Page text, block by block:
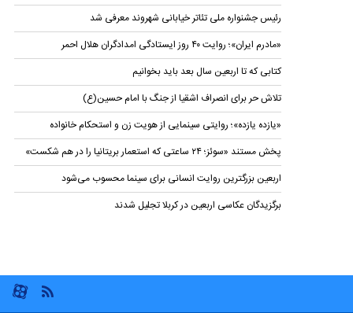
رئیس جشنواره ملی تئاتر خیابانی شهروند معرفی شد
«مادرم ایران»؛ روایت ۴۰ روز ایستادگی امدادگران هلال احمر
کتابی که تا اربعین سال بعد باید بخوانیم
تلاش حر برای انصراف اشقیا از جنگ با امام حسین(ع)
«یازده یازده»؛ روایتی سینمایی از هویت زن و استحکام خانواده
پخش مستند «سوئز؛ ۲۴ ساعتی که استعمار بریتانیا را در هم شکست»
اربعین بزرگترین روایت انسانی برای سینما محسوب می‌شود
برگزیدگان عکاسی اربعین در کربلا تجلیل شدند